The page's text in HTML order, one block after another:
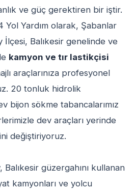
ve güç gerektiren bir iştir.
Yol Yardım olarak, Şabanlar
İlçesi, Balıkesir genelinde ve
kamyon ve tır lastikçisi
araçlarınıza profesyonel
20 tonluk hidrolik
bijon sökme tabancalarımız
dev araçları yerinde
değiştiriyoruz.
güzergahını kullanan
kamyonları ve yolcu